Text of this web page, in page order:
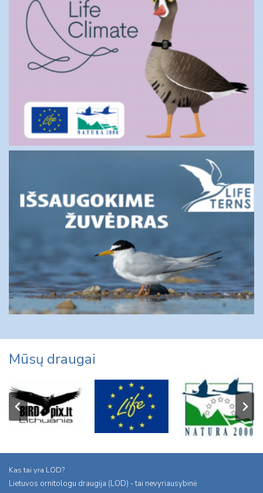
Mūsų draugai
Kas tai yra LOD?
Lietuvos ornitologu draugija (LOD) - tai nevyriausybinė